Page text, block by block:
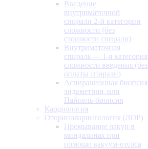
Введение
внутриматочной
спирали 2-й категории
сложности (без
стоимости спирали)
Внутриматочная
спираль — 1-я категория
сложности введения (без
оплаты спирали)
Аспирационная биопсия
эндометрия, или
Пайпель-биопсия
Кардиология
Оториноларингология (ЛОР)
Промывание лакун в
миндалинах при
помощи вакуум-отсоса